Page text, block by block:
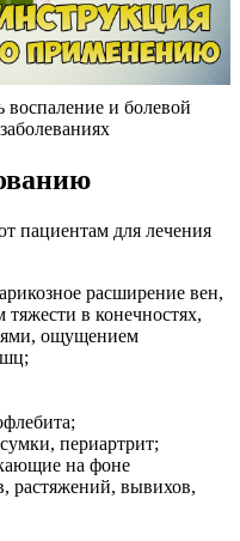
воспаление и болевой
пациентам для лечения
расширение вен,
в конечностях,
ощущением
периартрит;
на фоне
растяжений, вывихов,